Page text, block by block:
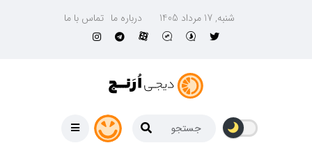
شنبه, 17 مرداد 1405 درباره ما تماس با ما